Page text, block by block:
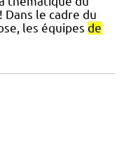
le cadre du
les équipes de